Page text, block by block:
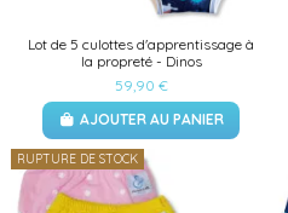
Lot de 5 culottes d'apprentissage à
la propreté - Dinos
59,90 €
AJOUTER AU PANIER
RUPTURE DE STOCK